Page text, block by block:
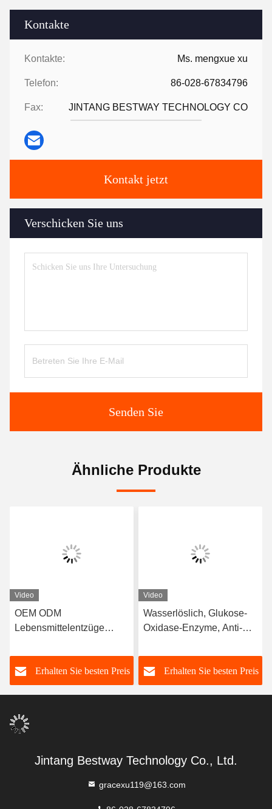
Kontakte
Kontakte: Ms. mengxue xu
Telefon: 86-028-67834796
Fax: JINTANG BESTWAY TECHNOLOGY CO
Kontakt jetzt
Verschicken Sie uns
Senden Sie
Ähnliche Produkte
Video
OEM ODM
Lebensmittelentzüge
Improviser
Lockerungsmittel
Erhalten Sie besten Preis
Video
Wasserlöslich, Glukose-
Oxidase-Enzyme, Anti-
Erhalten Sie besten Preis
Jintang Bestway Technology Co., Ltd.
gracexu119@163.com